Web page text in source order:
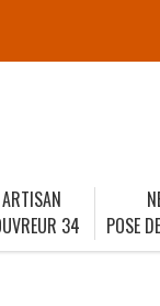
ARTISAN
34
POSE